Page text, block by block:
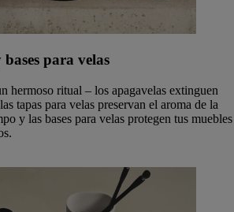
para velas
hermoso ritual – los apagavelas extinguen
tapas para velas preservan el aroma de la
y las bases para velas protegen tus muebles